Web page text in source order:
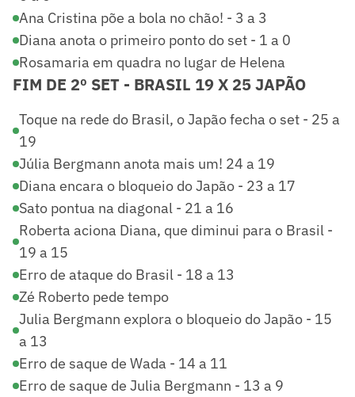
Ana Cristina põe a bola no chão! - 3 a 3
Diana anota o primeiro ponto do set - 1 a 0
Rosamaria em quadra no lugar de Helena
FIM DE 2º SET - BRASIL 19 X 25 JAPÃO
Toque na rede do Brasil, o Japão fecha o set - 25 a
19
Júlia Bergmann anota mais um! 24 a 19
Diana encara o bloqueio do Japão - 23 a 17
Sato pontua na diagonal - 21 a 16
Roberta aciona Diana, que diminui para o Brasil -
19 a 15
Erro de ataque do Brasil - 18 a 13
Zé Roberto pede tempo
Julia Bergmann explora o bloqueio do Japão - 15
a 13
Erro de saque de Wada - 14 a 11
Erro de saque de Julia Bergmann - 13 a 9